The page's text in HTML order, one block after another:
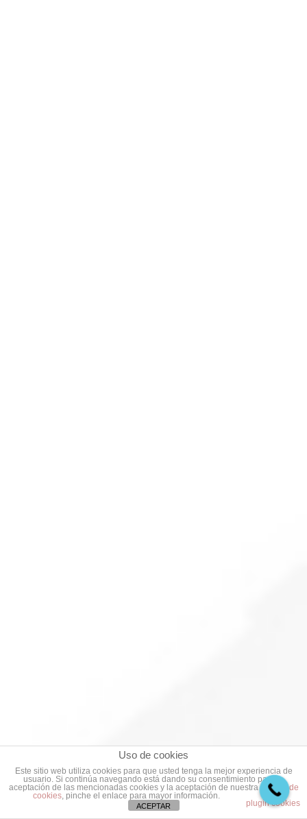
Uso de cookies
Este sitio web utiliza cookies para que usted tenga la mejor experiencia de
usuario. Si continúa navegando está dando su consentimiento para la
aceptación de las mencionadas cookies y la aceptación de nuestrapolítica de
cookies, pinche el enlace para mayor información.
plugin cookies
ACEPTAR